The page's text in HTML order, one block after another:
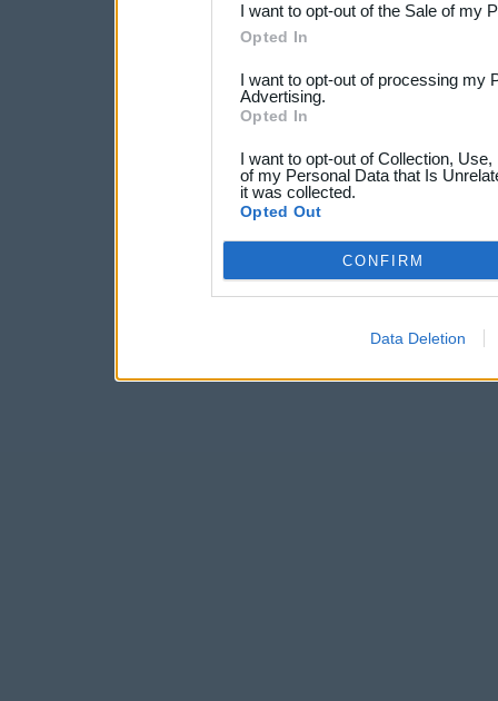
I want to opt-out of the Sale of my
Opted In
I want to opt-out of processing my
Advertising.
Opted In
I want to opt-out of Collection,
of my Personal Data that Is
it was collected.
Opted Out
CONFIRM
Data Deletion